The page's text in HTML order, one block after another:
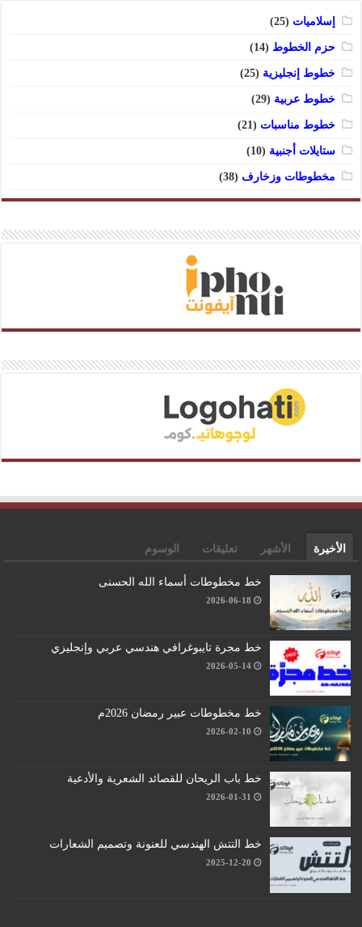
إسلاميات (25)
حزم الخطوط (14)
خطوط إنجليزية (25)
خطوط عربية (29)
خطوط مناسبات (21)
ستايلات أجنبية (10)
مخطوطات وزخارف (38)
الأخيرة الأشهر تعليقات الوسوم
خط مخطوطات أسماء الله الحسنى
2026-06-18
خط مجرة تايبوغرافي هندسي عربي وإنجليزي
2026-05-14
خط مخطوطات عبير رمضان 2026م
2026-02-10
خط باب الريحان للقصائد الشعرية والأدعية
2026-01-31
خط التتش الهندسي للعنونة وتصميم الشعارات
2025-12-20